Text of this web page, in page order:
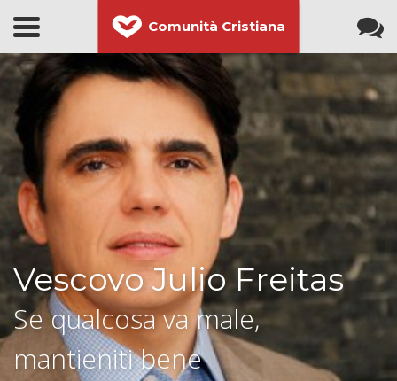
Comunità Cristiana
Vescovo Julio Freitas
Se qualcosa va male,
mantieniti bene